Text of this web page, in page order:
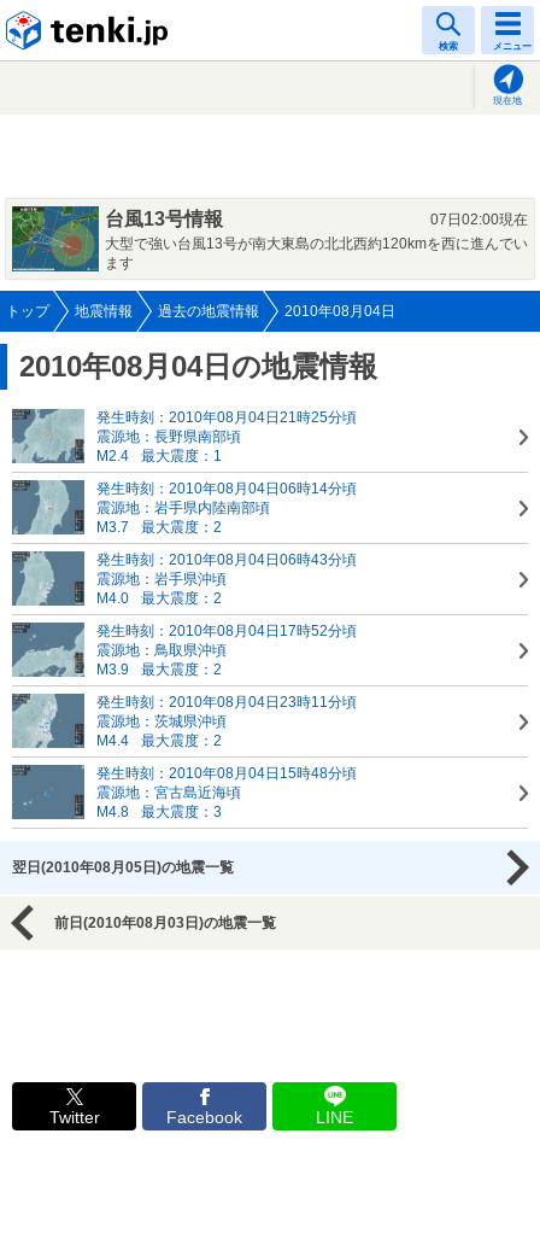
検索 メニュー
現在地
台風13号情報
07日02:00現在
大型で強い台風13号が南大東島の北北西約120kmを西に進んでい
ます
トップ 地震情報 過去の地震情報 2010年08月04日
2010年08月04日の地震情報
発生時刻：2010年08月04日21時25分頃
震源地：長野県南部頃
M2.4
最大震度：1
発生時刻：2010年08月04日06時14分頃
震源地：岩手県内陸南部頃
M3.7
最大震度：2
発生時刻：2010年08月04日06時43分頃
震源地：岩手県沖頃
M4.0
最大震度：2
発生時刻：2010年08月04日17時52分頃
震源地：鳥取県沖頃
M3.9
最大震度：2
発生時刻：2010年08月04日23時11分頃
震源地：茨城県沖頃
M4.4
最大震度：2
発生時刻：2010年08月04日15時48分頃
震源地：宮古島近海頃
M4.8
最大震度：3
翌日(2010年08月05日)の地震一覧
前日(2010年08月03日)の地震一覧
Twitter Facebook LINE